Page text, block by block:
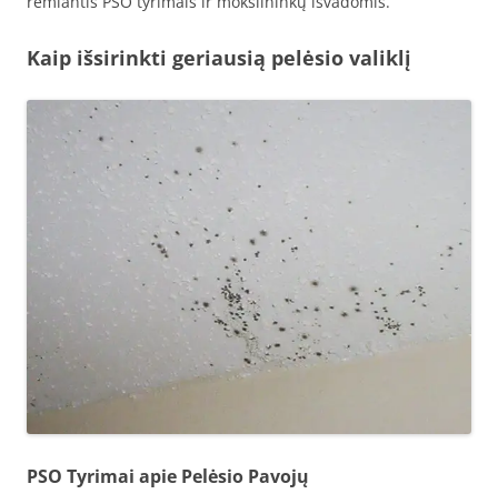
Kaip išsirinkti geriausią pelėsio valiklį
PSO Tyrimai apie Pelėsio Pavojų